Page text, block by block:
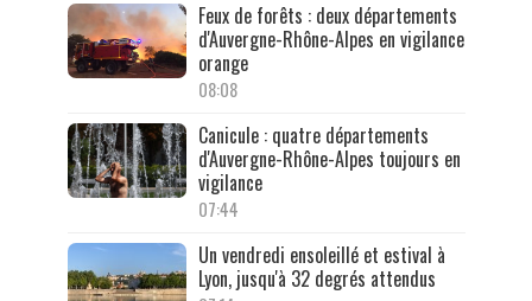
Feux de forêts : deux départements
d'Auvergne-Rhône-Alpes en vigilance
orange
08:08
Canicule : quatre départements
d'Auvergne-Rhône-Alpes toujours en
vigilance
07:44
Un vendredi ensoleillé et estival à
Lyon, jusqu'à 32 degrés attendus